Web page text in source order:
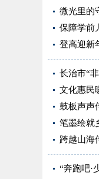
微光里的
保障学前
登高迎新
长治市“
文化惠民
鼓板声声
笔墨绘就
跨越山海
“奔跑吧·